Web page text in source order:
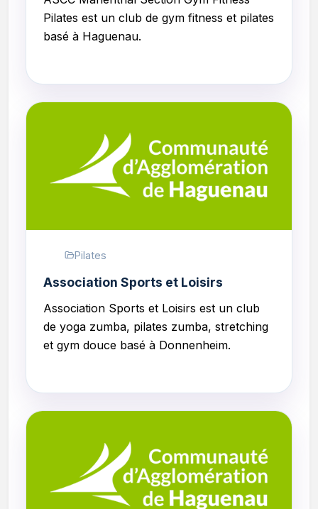
Pilates est un club de gym fitness et pilates
basé à Haguenau.
Pilates
Association Sports et Loisirs
Association Sports et Loisirs est un club
de yoga zumba, pilates zumba, stretching
et gym douce basé à Donnenheim.